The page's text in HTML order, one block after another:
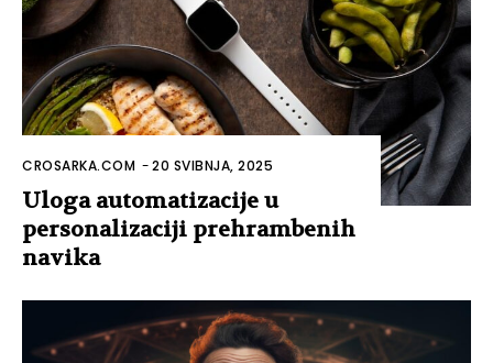
CROSARKA.COM -20 SVIBNJA, 2025
Uloga automatizacije u
personalizaciji prehrambenih
navika